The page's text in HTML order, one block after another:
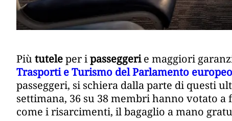
Piùtuteleper ipasseggerie maggiori
Trasporti e Turismo del Parlamento europeo
passeggeri, si schiera dalla parte di questi
settimana, 36 su 38 membri hanno votato
come i risarcimenti, il bagaglio a mano